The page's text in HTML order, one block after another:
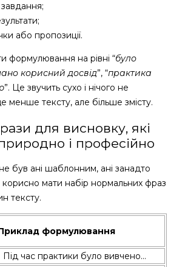
або пропозиції.
формулювання на рівні “було
корисний досвід”, “практика
”. Це звучить сухо і нічого не
менше тексту, але більше змісту.
для висновку, які
і професійно
був ані шаблонним, ані занадто
мати набір нормальних фраз
тексту.
формулювання
Під час практики було вивчено…